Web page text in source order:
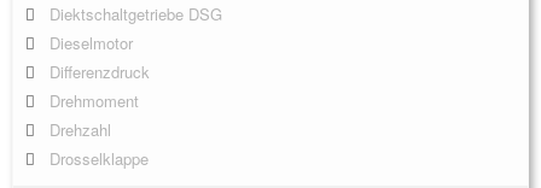
Diektschaltgetriebe DSG
Dieselmotor
Differenzdruck
Drehmoment
Drehzahl
Drosselklappe